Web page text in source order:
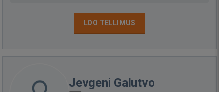
LOO TELLIMUS
Jevgeni Galutvo